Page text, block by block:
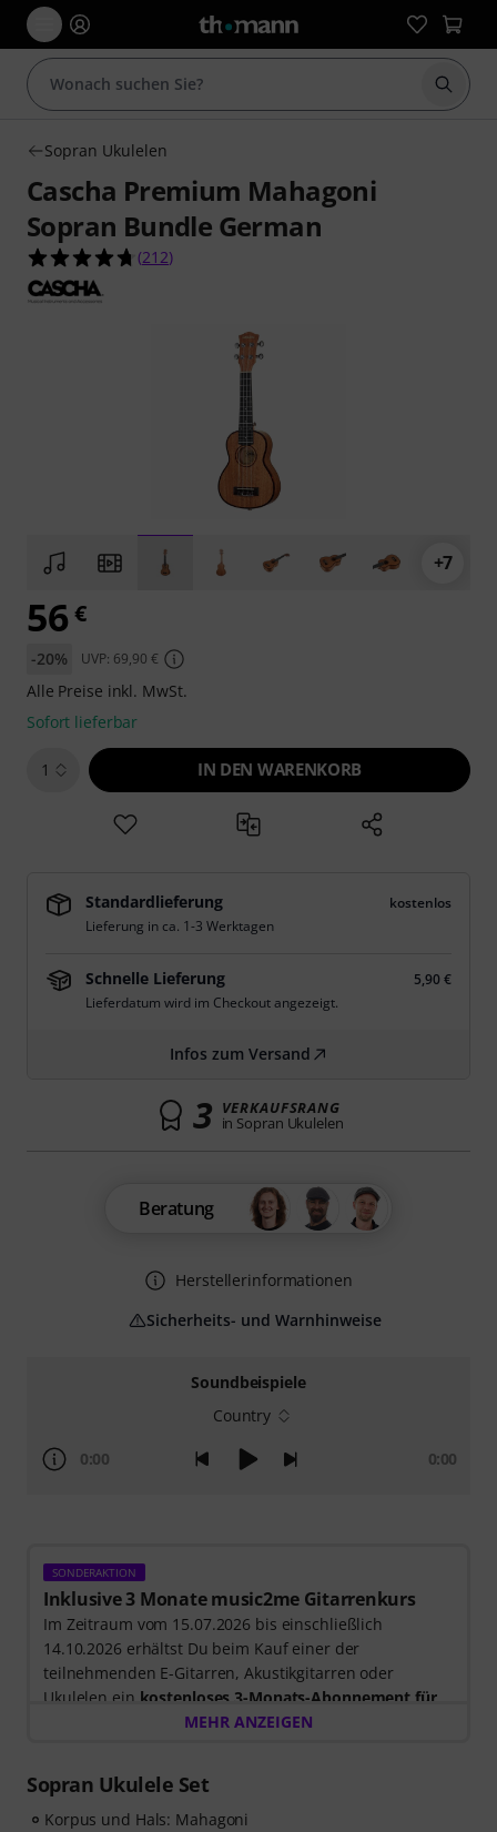
Suche
Sopran Ukulelen
Cascha Premium Mahagoni
Sopran Bundle German
4.7 von 5 Sternen aus 212 Kundenbewertungen
(212)
+7
Soundbeispiele
Country
0:00 0:00
SONDERAKTION
Inklusive 3 Monate music2me Gitarrenkurs
Im Zeitraum vom 15.07.2026 bis einschließlich
14.10.2026 erhältst Du beim Kauf einer der
teilnehmenden E-Gitarren, Akustikgitarren oder
Ukulelen ein kostenloses 3-Monats-Abonnement für
einen Onlinekurs von music2me im Wert von EUR
zugesendet. Das music2me Abo endet nach Ablauf
automatisch.
MEHR ANZEIGEN
Sopran Ukulele Set
Korpus und Hals: Mahagoni
56 €
-20% UVP: 69,90 €
Alle Preise inkl. MwSt.
Sofort lieferbar
1 IN DEN WARENKORB
Standardlieferung
kostenlos
Lieferung in ca. 1-3 Werktagen
Schnelle Lieferung
5,90 €
Lieferdatum wird im Checkout angezeigt.
Infos zum Versand
3 VERKAUFSRANG
in Sopran Ukulelen
Beratung
Herstellerinformationen
Sicherheits- und Warnhinweise